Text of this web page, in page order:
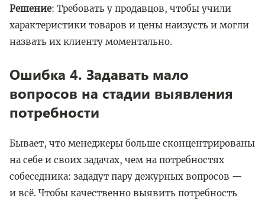
Решение: Требовать у продавцов, чтобы учили
характеристики товаров и цены наизусть и могли
назвать их клиенту моментально.
Ошибка 4. Задавать мало
вопросов на стадии выявления
потребности
Бывает, что менеджеры больше сконцентрированы
на себе и своих задачах, чем на потребностях
собеседника: зададут пару дежурных вопросов —
и всё. Чтобы качественно выявить потребность